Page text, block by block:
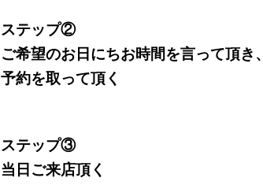
ステップ②
ご希望のお日にちお時間を言って頂き、
予約を取って頂く
ステップ③
当日ご来店頂く